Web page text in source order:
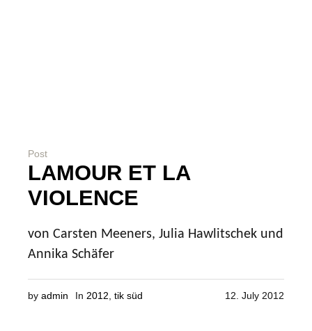
Post
LAMOUR ET LA
VIOLENCE
von Carsten Meeners, Julia Hawlitschek und
Annika Schäfer
12. July 2012
by admin In 2012 tik süd